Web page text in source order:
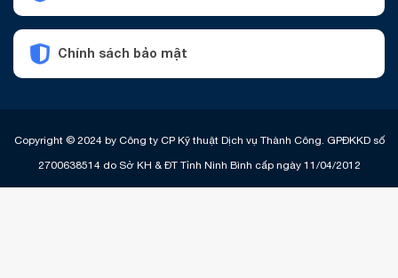
Chính sách bảo mật
Copyright © 2024 by Công ty CP Kỹ thuật Dịch vụ Thành Công. GPĐKKD số
2700638514 do Sở KH & ĐT Tỉnh Ninh Bình cấp ngày 11/04/2012